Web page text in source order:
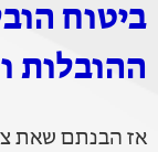
ביטוח
ההובלות
אז הבנתם שאת